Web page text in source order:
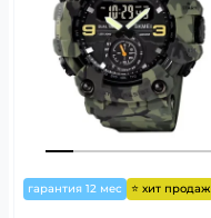
гарантия 12 мес ⭐ хит продаж